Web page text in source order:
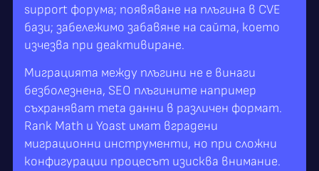
support форума; появяване на плъгина в CVE
бази; забележимо забавяне на сайта, което
изчезва при деактивиране.
Миграцията между плъгини не е винаги
безболезнена, SEO плъгините например
съхраняват meta данни в различен формат.
Rank Math и Yoast имат вградени
миграционни инструменти, но при сложни
конфигурации процесът изисква внимание.